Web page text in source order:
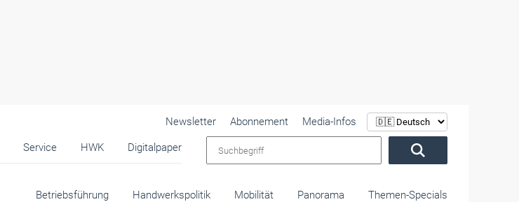
Service HWK Digitalpaper
Newsletter Abonnement
Media-Infos
Betriebsführung Handwerkspolitik Mobilität Panorama Themen-Specials